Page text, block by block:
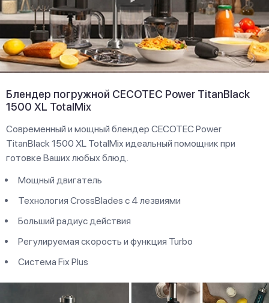
Блендер погружной CECOTEC Power TitanBlack
1500 XL TotalMix
Современный и мощный блендер CECOTEC Power
TitanBlack 1500 XL TotalMix идеальный помощник при
готовке Ваших любых блюд.
Мощный двигатель
Технология CrossBlades с 4 лезвиями
Больший радиус действия
Регулируемая скорость и функция Turbo
Система Fix Plus